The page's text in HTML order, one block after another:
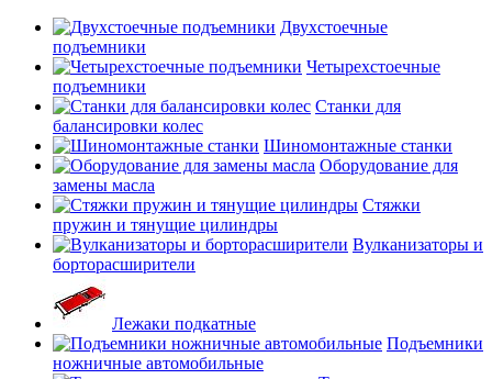
Двухстоечные
подъемники
Четырехстоечные
подъемники
Станки для
балансировки колес
Шиномонтажные станки
Оборудование для
замены масла
Стяжки
пружин и тянущие цилиндры
Вулканизаторы и
борторасширители
Лежаки подкатные
Подъемники
ножничные автомобильные